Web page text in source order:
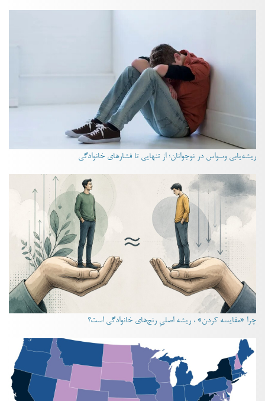
ریشه‌یابی وسواس در نوجوانان؛ از تنهایی تا فشارهای خانوادگی
چرا «مقایسه کردن» ، ریشه اصلیِ رنج‌های خانوادگی است؟